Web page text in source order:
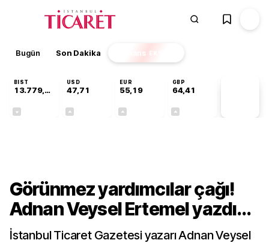
Bugün Son Dakika Finans EKSTRA
BIST
13.779,39
USD
47,71
EUR
55,19
GBP
64,41
Görünmez yardımcılar çağı!
Adnan Veysel Ertemel yazdı...
İstanbul Ticaret Gazetesi yazarı Adnan Veysel